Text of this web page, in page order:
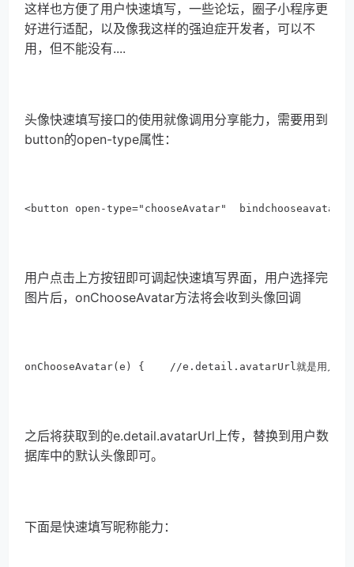
这样也方便了用户快速填写，一些论坛，圈子小程序更
好进行适配，以及像我这样的强迫症开发者，可以不
用，但不能没有....
头像快速填写接口的使用就像调用分享能力，需要用到
button的open-type属性：
<button open-type="chooseAvatar"
用户点击上方按钮即可调起快速填写界面，用户选择完
图片后，onChooseAvatar方法将会收到头像回调
onChooseAvatar(e) {    //e.detail.avatarUrl就是用户
之后将获取到的e.detail.avatarUrl上传，替换到用户数
据库中的默认头像即可。
下面是快速填写昵称能力：